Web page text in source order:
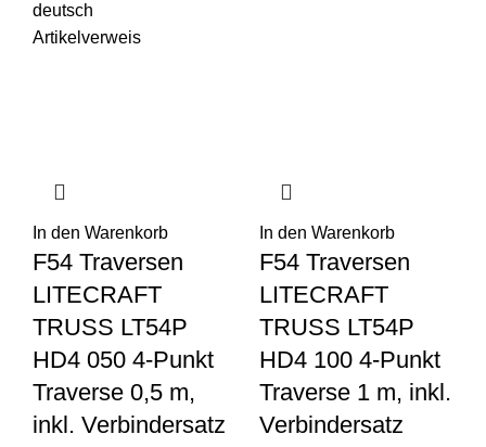
deutsch
Artikelverweis
In den Warenkorb
F54 Traversen
LITECRAFT
TRUSS LT54P
HD4 050 4-Punkt
Traverse 0,5 m,
inkl. Verbindersatz
In den Warenkorb
F54 Traversen
LITECRAFT
TRUSS LT54P
HD4 100 4-Punkt
Traverse 1 m, inkl.
Verbindersatz